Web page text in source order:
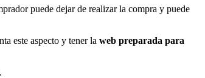
puede dejar de realizar la compra y puede
este aspecto y tener la web preparada para